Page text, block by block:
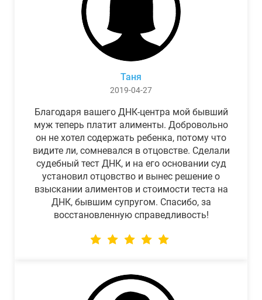
Таня
2019-04-27
Благодаря вашего ДНК-центра мой бывший
муж теперь платит алименты. Добровольно
он не хотел содержать ребенка, потому что
видите ли, сомневался в отцовстве. Сделали
судебный тест ДНК, и на его основании суд
установил отцовство и вынес решение о
взыскании алиментов и стоимости теста на
ДНК, бывшим супругом. Спасибо, за
восстановленную справедливость!